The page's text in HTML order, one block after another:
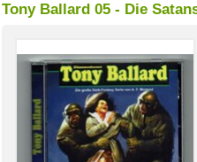
Tony Ballard 05 - Die